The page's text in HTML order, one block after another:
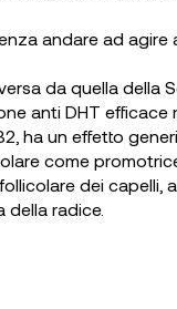
andare ad
da quella della
anti DHT
ha un effetto
come
dei
della radice.